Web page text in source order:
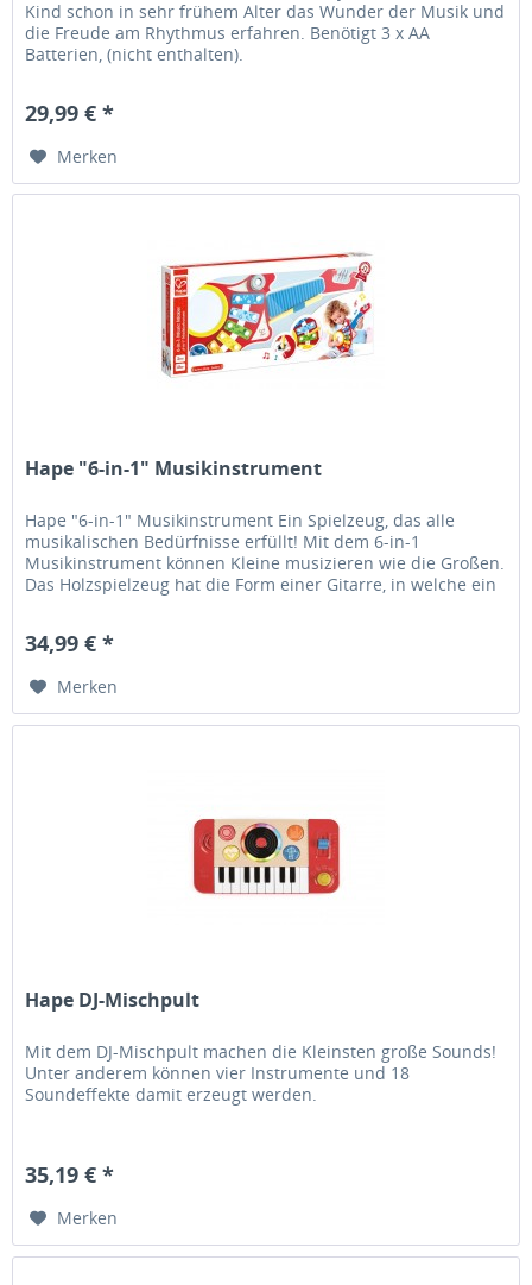
Kind schon in sehr frühem Alter das Wunder der Musik und
die Freude am Rhythmus erfahren. Benötigt 3 x AA
Batterien, (nicht enthalten).
29,99 € *
Merken
Hape "6-in-1" Musikinstrument
Hape "6-in-1" Musikinstrument Ein Spielzeug, das alle
musikalischen Bedürfnisse erfüllt! Mit dem 6-in-1
Musikinstrument können Kleine musizieren wie die Großen.
Das Holzspielzeug hat die Form einer Gitarre, in welche ein
34,99 € *
Merken
Hape DJ-Mischpult
Mit dem DJ-Mischpult machen die Kleinsten große Sounds!
Unter anderem können vier Instrumente und 18
Soundeffekte damit erzeugt werden.
35,19 € *
Merken